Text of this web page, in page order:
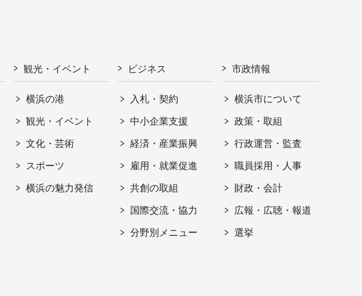
観光・イベント
横浜の港
観光・イベント
文化・芸術
スポーツ
横浜の魅力発信
ビジネス
入札・契約
中小企業支援
経済・産業振興
雇用・就業促進
共創の取組
国際交流・協力
分野別メニュー
市政情報
横浜市について
政策・取組
行政運営・監査
職員採用・人事
財政・会計
広報・広聴・報道
選挙